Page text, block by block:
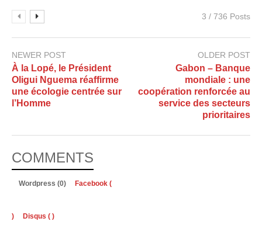
3 / 736 Posts
NEWER POST
À la Lopé, le Président
Oligui Nguema réaffirme
une écologie centrée sur
l’Homme
OLDER POST
Gabon – Banque
mondiale : une
coopération renforcée au
service des secteurs
prioritaires
COMMENTS
Wordpress (0) Facebook (
) Disqus ( )